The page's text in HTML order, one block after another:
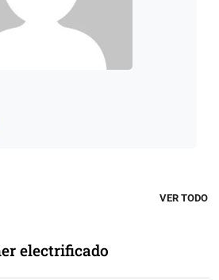
VER TODO
electrificado